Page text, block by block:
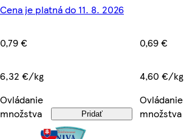
Cena je platná do 11. 8. 2026
0,79 €
6,32 €/kg
Ovládanie
množstva
Pridať
0,69 €
4,60 €/kg
Ovládanie
množstva